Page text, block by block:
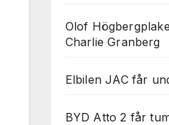
Olof
Charlie Granberg
Elbilen JAC får
BYD Atto 2 får